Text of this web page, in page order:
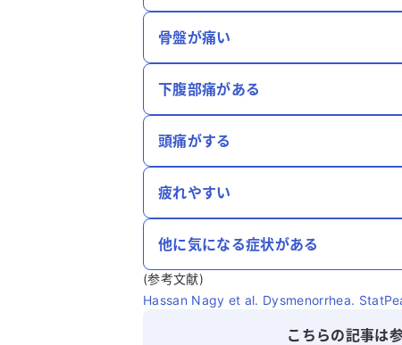
骨盤が痛い
下腹部痛がある
頭痛がする
疲れやすい
他に気になる症状がある
(参考文献)
Hassan Nagy et al. Dysmenorrhea.
こちらの記事は